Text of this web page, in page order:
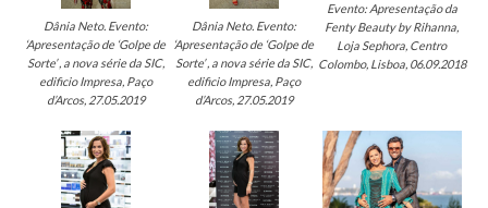
Dânia Neto. Evento:
‘Apresentação de ‘Golpe de
Sorte’ , a nova série da SIC,
edificio Impresa, Paço
d’Arcos, 27.05.2019
Dânia Neto. Evento:
‘Apresentação de ‘Golpe de
Sorte’ , a nova série da SIC,
edificio Impresa, Paço
d’Arcos, 27.05.2019
Evento: Apresentação da
Fenty Beauty by Rihanna,
Loja Sephora, Centro
Colombo, Lisboa, 06.09.2018